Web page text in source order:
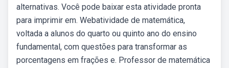
alternativas. Você pode baixar esta atividade pronta
para imprimir em. Webatividade de matemática,
voltada a alunos do quarto ou quinto ano do ensino
fundamental, com questões para transformar as
porcentagens em frações e. Professor de matemática